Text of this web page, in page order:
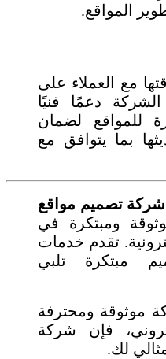
المواقع.
مع العملاء على
دعمًا فنيًا
للمواقع لضمان
بما يتوافق مع
تصميم مواقع
ومبتكرة في
تقدم خدمات
مبتكرة تلبي
موثوقة ومحترفة
فإن شركة
لك.